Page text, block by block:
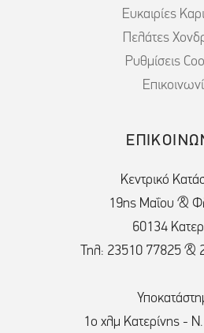
Ευκαιρίες
Πελάτες
Ρυθμίσεις
Κεντρικό
19ης Μαΐου &
60134
Τηλ: 23510 77825 &
1ο χλμ Κατερίνης -